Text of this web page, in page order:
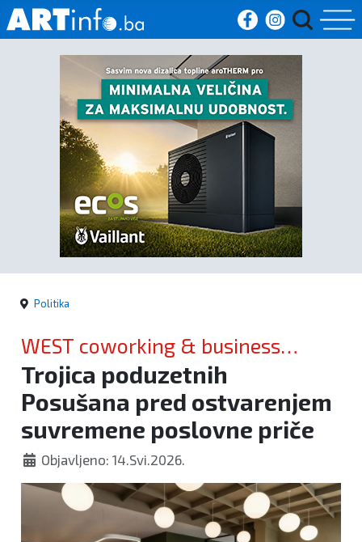
Početna
Vijesti
Sport
Kultura
Crna
kronika
Politika
Zanimljivosti
Politika
WEST coworking & business
centar
Trojica poduzetnih
Posušana pred ostvarenjem
suvremene poslovne priče
Objavljeno: 14.Svi.2026.